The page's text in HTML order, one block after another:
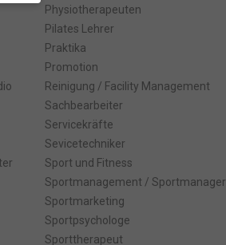
Physiotherapeuten
Pilates Lehrer
Praktika
Promotion
Reinigung / Facility Management
Sachbearbeiter
Servicekräfte
Sevicetechniker
Sport und Fitness
Sportmanagement / Sportmanager
Sportmarketing
Sportpsychologe
Sporttherapeut